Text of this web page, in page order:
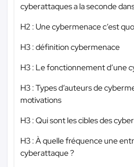
cyberattaques a la seconde
H2 : Une cybermenace c’est
H3 : définition cybermenace
H3 : Le fonctionnement d’une
H3 : Types d’auteurs de
motivations
H3 : Qui sont les cibles des
H3 : À quelle fréquence une
cyberattaque ?